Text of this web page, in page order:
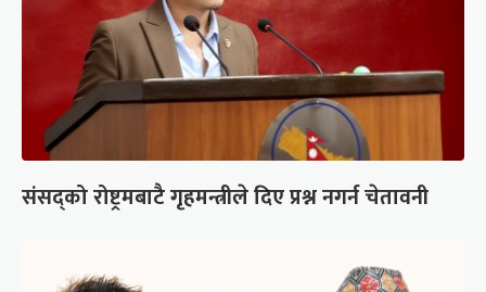
संसद्को रोष्ट्रमबाटै गृहमन्त्रीले दिए प्रश्न नगर्न चेतावनी